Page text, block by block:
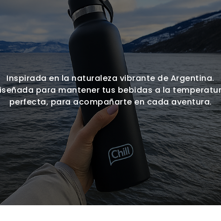
Inspirada en la naturaleza vibrante de Argentina.
para mantener tus bebidas a la
perfecta, para acompañarte en cada aventura.